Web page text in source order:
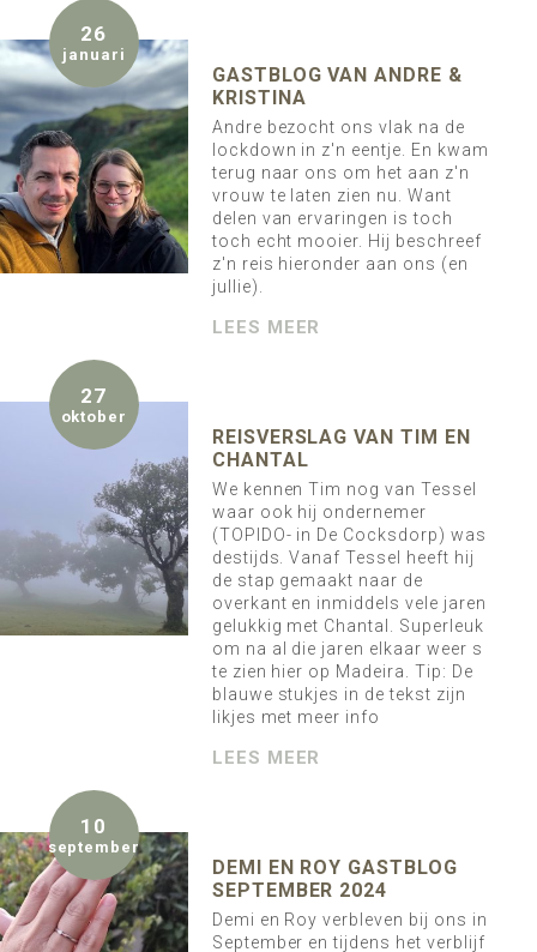
26
januari
GASTBLOG VAN ANDRE &
KRISTINA
Andre bezocht ons vlak na de
lockdown in z'n eentje. En kwam
terug naar ons om het aan z'n
vrouw te laten zien nu. Want
delen van ervaringen is toch
toch echt mooier. Hij beschreef
z'n reis hieronder aan ons (en
jullie).
LEES MEER
27
oktober
REISVERSLAG VAN TIM EN
CHANTAL
We kennen Tim nog van Tessel
waar ook hij ondernemer
(TOPIDO- in De Cocksdorp) was
destijds. Vanaf Tessel heeft hij
de stap gemaakt naar de
overkant en inmiddels vele jaren
gelukkig met Chantal. Superleuk
om na al die jaren elkaar weer s
te zien hier op Madeira. Tip: De
blauwe stukjes in de tekst zijn
likjes met meer info
LEES MEER
10
september
DEMI EN ROY GASTBLOG
SEPTEMBER 2024
Demi en Roy verbleven bij ons in
September en tijdens het verblijf